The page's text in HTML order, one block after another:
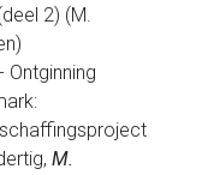
2) (M.
Ontginning
M.